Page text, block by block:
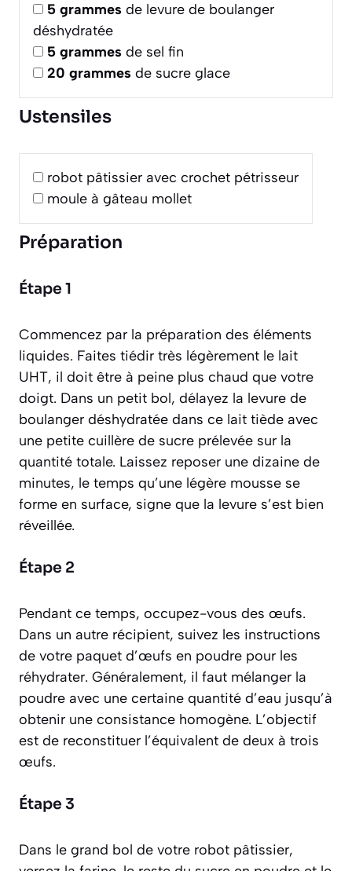
5 grammes de levure de boulanger
déshydratée
5 grammes de sel fin
20 grammes de sucre glace
Ustensiles
robot pâtissier avec crochet pétrisseur
moule à gâteau mollet
Préparation
Étape 1
Commencez par la préparation des éléments
liquides. Faites tiédir très légèrement le lait
UHT, il doit être à peine plus chaud que votre
doigt. Dans un petit bol, délayez la levure de
boulanger déshydratée dans ce lait tiède avec
une petite cuillère de sucre prélevée sur la
quantité totale. Laissez reposer une dizaine de
minutes, le temps qu’une légère mousse se
forme en surface, signe que la levure s’est bien
réveillée.
Étape 2
Pendant ce temps, occupez-vous des œufs.
Dans un autre récipient, suivez les instructions
de votre paquet d’œufs en poudre pour les
réhydrater. Généralement, il faut mélanger la
poudre avec une certaine quantité d’eau jusqu’à
obtenir une consistance homogène. L’objectif
est de reconstituer l’équivalent de deux à trois
œufs.
Étape 3
Dans le grand bol de votre robot pâtissier,